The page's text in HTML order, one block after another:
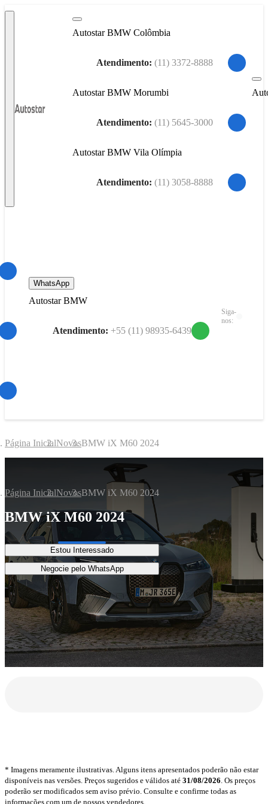
Autostar BMW Colômbia
Atendimento: (11) 3372-8888
Autostar BMW Morumbi
Atendimento: (11) 5645-3000
Autostar BMW Vila Olímpia
Atendimento: (11) 3058-8888
WhatsApp
Autostar BMW
Siga-
nos:
Página InicialNovosBMW iX M60 2024
Página InicialNovosBMW iX M60 2024
BMWiX M60 2024
Estou Interessado
Negocie pelo WhatsApp
* Imagens meramente ilustrativas. Alguns itens apresentados poderão não estar
disponíveis nas versões. Preços sugeridos e válidos até 31/08/2026. Os preços
poderão ser modificados sem aviso prévio. Consulte e confirme todas as
informações com um de nossos vendedores.